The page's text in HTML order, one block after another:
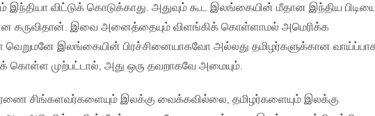
இந்தியா விட்டுக் கொடுக்காது. அதுவும் கூட இலங்கையின் மீதான இந்திய
கருவிதான். இவை அனைத்தையும் விளங்கிக் கொள்ளாமல் அமெரிக்க
இலங்கையின் பிரச்சினையாகவோ அல்லது தமிழர்களுக்கான
கொள்ள முற்பட்டால், அது ஒரு தவறாகவே அமையும்.
சிங்களவர்களையும் இலக்கு வைக்கவில்லை, தமிழர்களையும் இலக்கு